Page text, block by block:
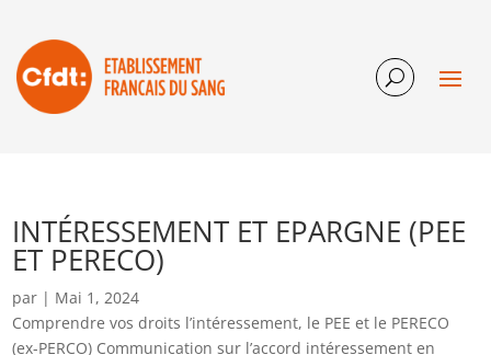
INTÉRESSEMENT ET EPARGNE (PEE
ET PERECO)
par | Mai 1, 2024
Comprendre vos droits l’intéressement, le PEE et le PERECO
(ex-PERCO) Communication sur l’accord intéressement en